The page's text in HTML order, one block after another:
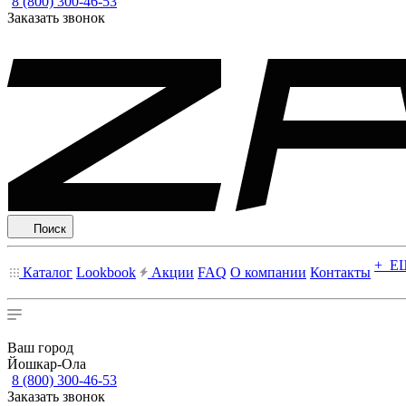
Заказать звонок
Поиск
Каталог Lookbook Акции FAQ О компании Контакты +
Ваш город
Йошкар-Ола
8 (800) 300-46-53
Заказать звонок